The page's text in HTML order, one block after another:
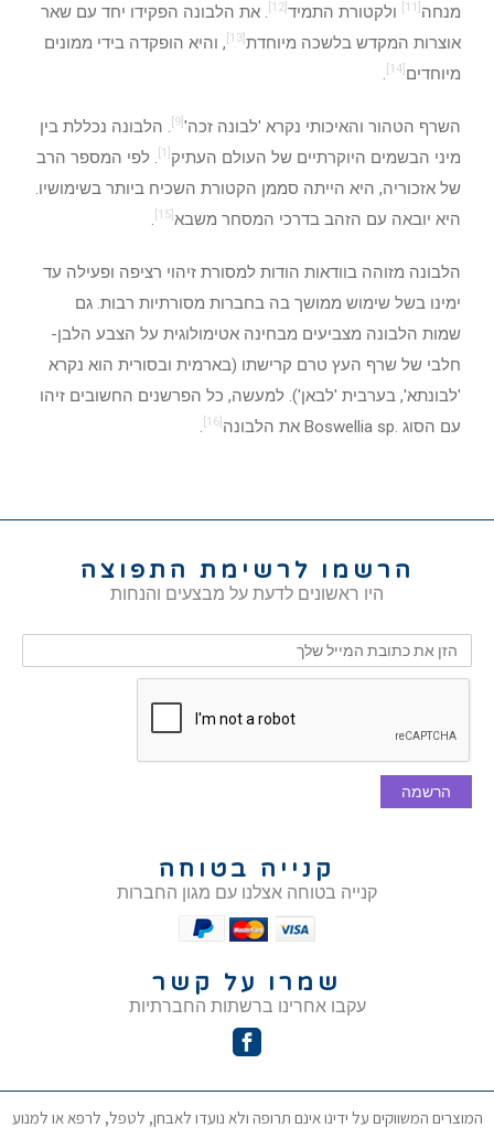
מנחה
ולקטורת התמיד
. את הלבונה הפקידו יחד עם שאר
אוצרות המקדש בלשכה מיוחדת
, והיא הופקדה בידי ממונים
מיוחדים
.
השרף הטהור והאיכותי נקרא 'לבונה זכה'
. הלבונה נכללת בין
מיני הבשמים היוקרתיים של העולם העתיק
. לפי המספר הרב
של אזכוריה, היא הייתה סממן הקטורת השכיח ביותר בשימושיו.
היא יובאה עם הזהב בדרכי המסחר משבא
.
הלבונה מזוהה בוודאות הודות למסורת זיהוי רציפה ופעילה עד
ימינו בשל שימוש ממושך בה בחברות מסורתיות רבות. גם
שמות הלבונה מצביעים מבחינה אטימולוגית על הצבע הלבן-
חלבי של שרף העץ טרם קרישתו (בארמית ובסורית הוא נקרא
'לבונתא', בערבית 'לבאן'). למעשה, כל הפרשנים החשובים זיהו
עם הסוג .Boswellia sp את הלבונה
.
הרשמו לרשימת התפוצה
היו ראשונים לדעת על מבצעים והנחות
הרשמה
קנייה בטוחה
קנייה בטוחה אצלנו עם מגון החברות
שמרו על קשר
עקבו אחרינו ברשתות החברתיות
המוצרים המשווקים על ידינו אינם תרופה ולא נועדו לאבחן, לטפל, לרפא או למנוע